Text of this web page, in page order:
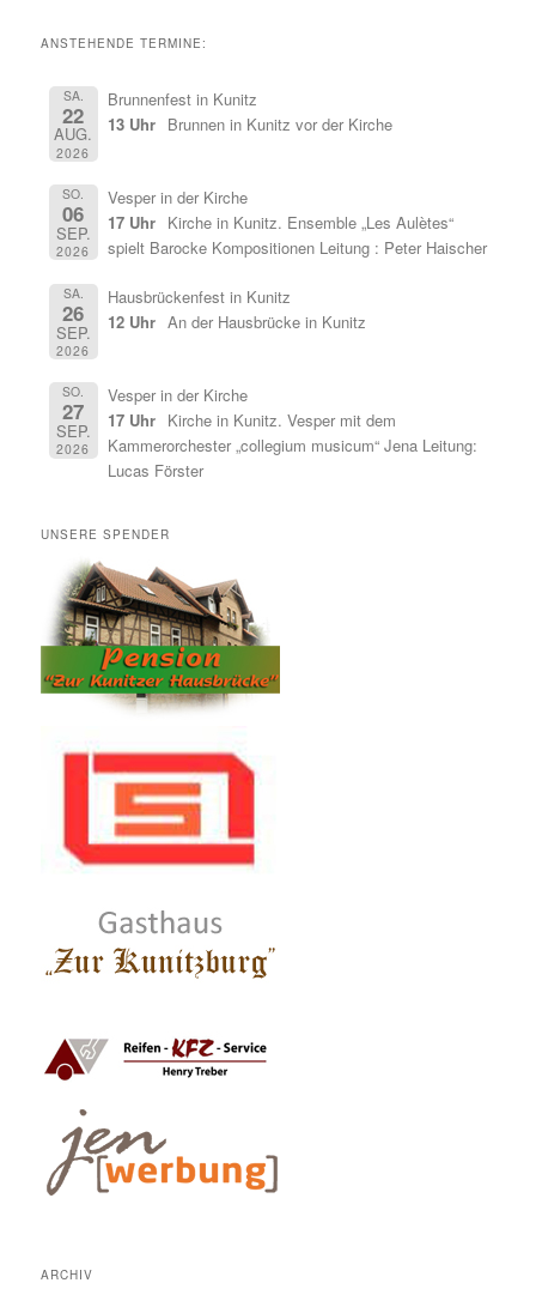
ANSTEHENDE TERMINE:
SA.
22
AUG.
2026
Brunnenfest in Kunitz
13 Uhr Brunnen in Kunitz vor der Kirche
SO.
06
SEP.
2026
Vesper in der Kirche
17 Uhr Kirche in Kunitz. Ensemble „Les Aulètes“
spielt Barocke Kompositionen Leitung : Peter Haischer
SA.
26
SEP.
2026
Hausbrückenfest in Kunitz
12 Uhr An der Hausbrücke in Kunitz
SO.
27
SEP.
2026
Vesper in der Kirche
17 Uhr Kirche in Kunitz. Vesper mit dem
Kammerorchester „collegium musicum“ Jena Leitung:
Lucas Förster
UNSERE SPENDER
ARCHIV